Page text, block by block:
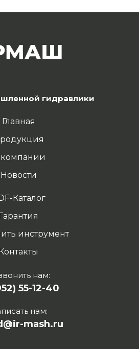
гидравлики
Главная
Новости
Каталог
инструмент
нам:
55-12-40
нам:
mash.ru